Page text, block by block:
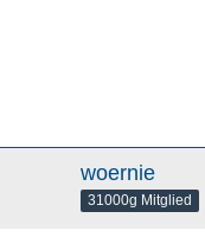
woernie
31000g Mitglied